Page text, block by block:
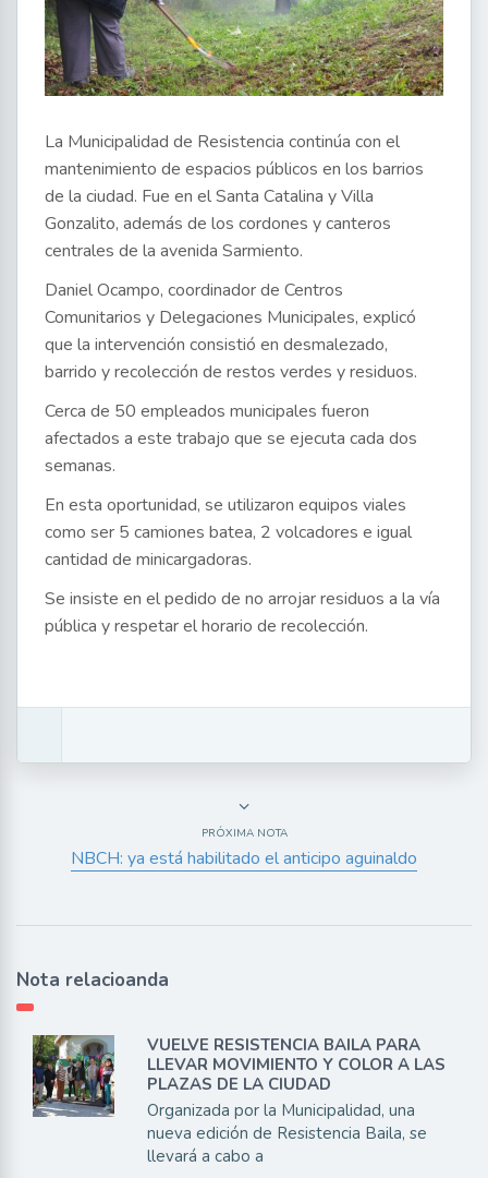
La Municipalidad de Resistencia continúa con el
mantenimiento de espacios públicos en los barrios
de la ciudad. Fue en el Santa Catalina y Villa
Gonzalito, además de los cordones y canteros
centrales de la avenida Sarmiento.
Daniel Ocampo, coordinador de Centros
Comunitarios y Delegaciones Municipales, explicó
que la intervención consistió en desmalezado,
barrido y recolección de restos verdes y residuos.
Cerca de 50 empleados municipales fueron
afectados a este trabajo que se ejecuta cada dos
semanas.
En esta oportunidad, se utilizaron equipos viales
como ser 5 camiones batea, 2 volcadores e igual
cantidad de minicargadoras.
Se insiste en el pedido de no arrojar residuos a la vía
pública y respetar el horario de recolección.
PRÓXIMA NOTA
NBCH: ya está habilitado el anticipo aguinaldo
Nota relacioanda
VUELVE RESISTENCIA BAILA PARA
LLEVAR MOVIMIENTO Y COLOR A LAS
PLAZAS DE LA CIUDAD
Organizada por la Municipalidad, una
nueva edición de Resistencia Baila, se
llevará a cabo a